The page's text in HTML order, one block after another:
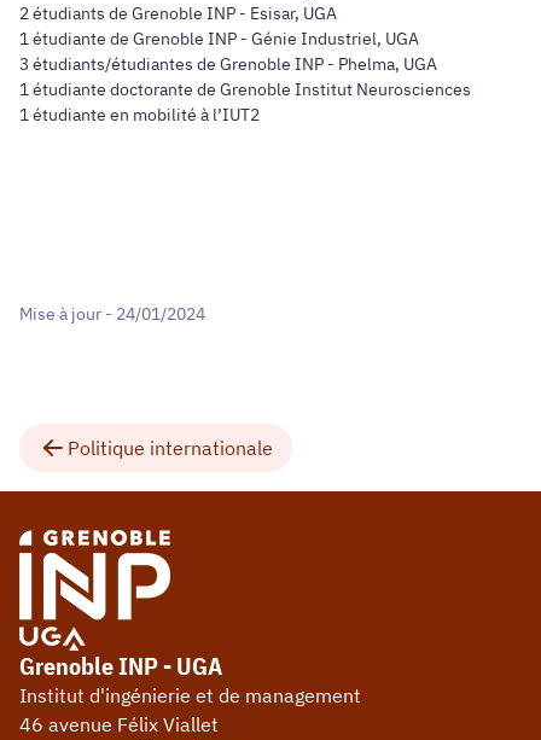
2 étudiants de Grenoble INP - Esisar, UGA
1 étudiante de Grenoble INP - Génie Industriel, UGA
3 étudiants/étudiantes de Grenoble INP - Phelma, UGA
1 étudiante doctorante de Grenoble Institut Neurosciences
1 étudiante en mobilité à l’IUT2
Mise à jour - 24/01/2024
Politique internationale
Grenoble INP - UGA
Institut d'ingénierie et de management
46 avenue Félix Viallet